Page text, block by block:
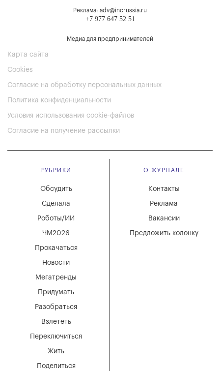
Реклама: adv@incrussia.ru
+7 977 647 52 51
Медиа для предпринимателей
Карта сайта
Cookies
Согласие на обработку персональных данных
Политика конфиденциальности
Условия использования cookie-файлов
Согласие на получение рассылки
РУБРИКИ
Мегатренды
Придумать
Разобраться
Взлететь
Новости
Переключиться
Жить
Поделиться
Обсудить
Сделала
Роботы/ИИ
ЧМ2026
Прокачаться
О ЖУРНАЛЕ
Вакансии
Реклама
Контакты
Предложить колонку